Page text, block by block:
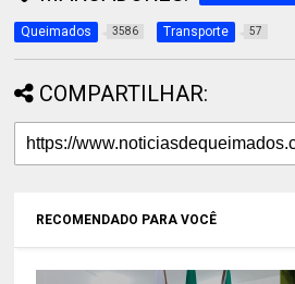
Queimados 3586 Transporte 57
COMPARTILHAR:
RECOMENDADO PARA VOCÊ